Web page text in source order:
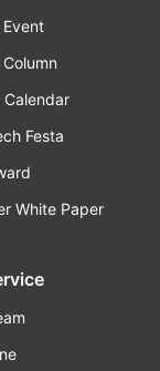
Festa
White Paper